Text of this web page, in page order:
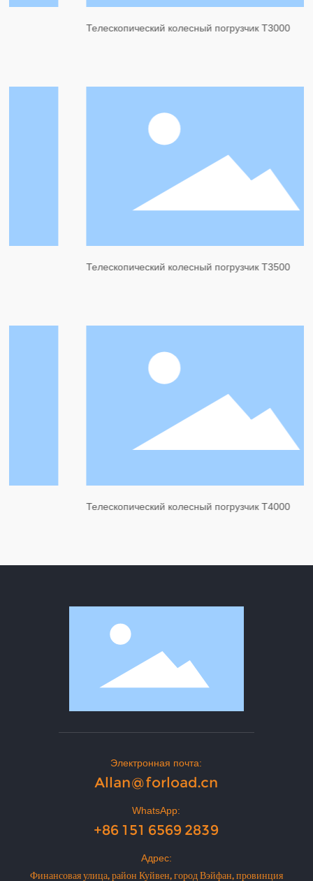
Телескопический колесный погрузчик T3000
Телескопический колесный погрузчик T3500
Телескопический колесный погрузчик T4000
Электронная почта:
Allan@forload.cn
WhatsApp:
+86 151 6569 2839
Адрес:
Финансовая улица, район Куйвен, город Вэйфан, провинция